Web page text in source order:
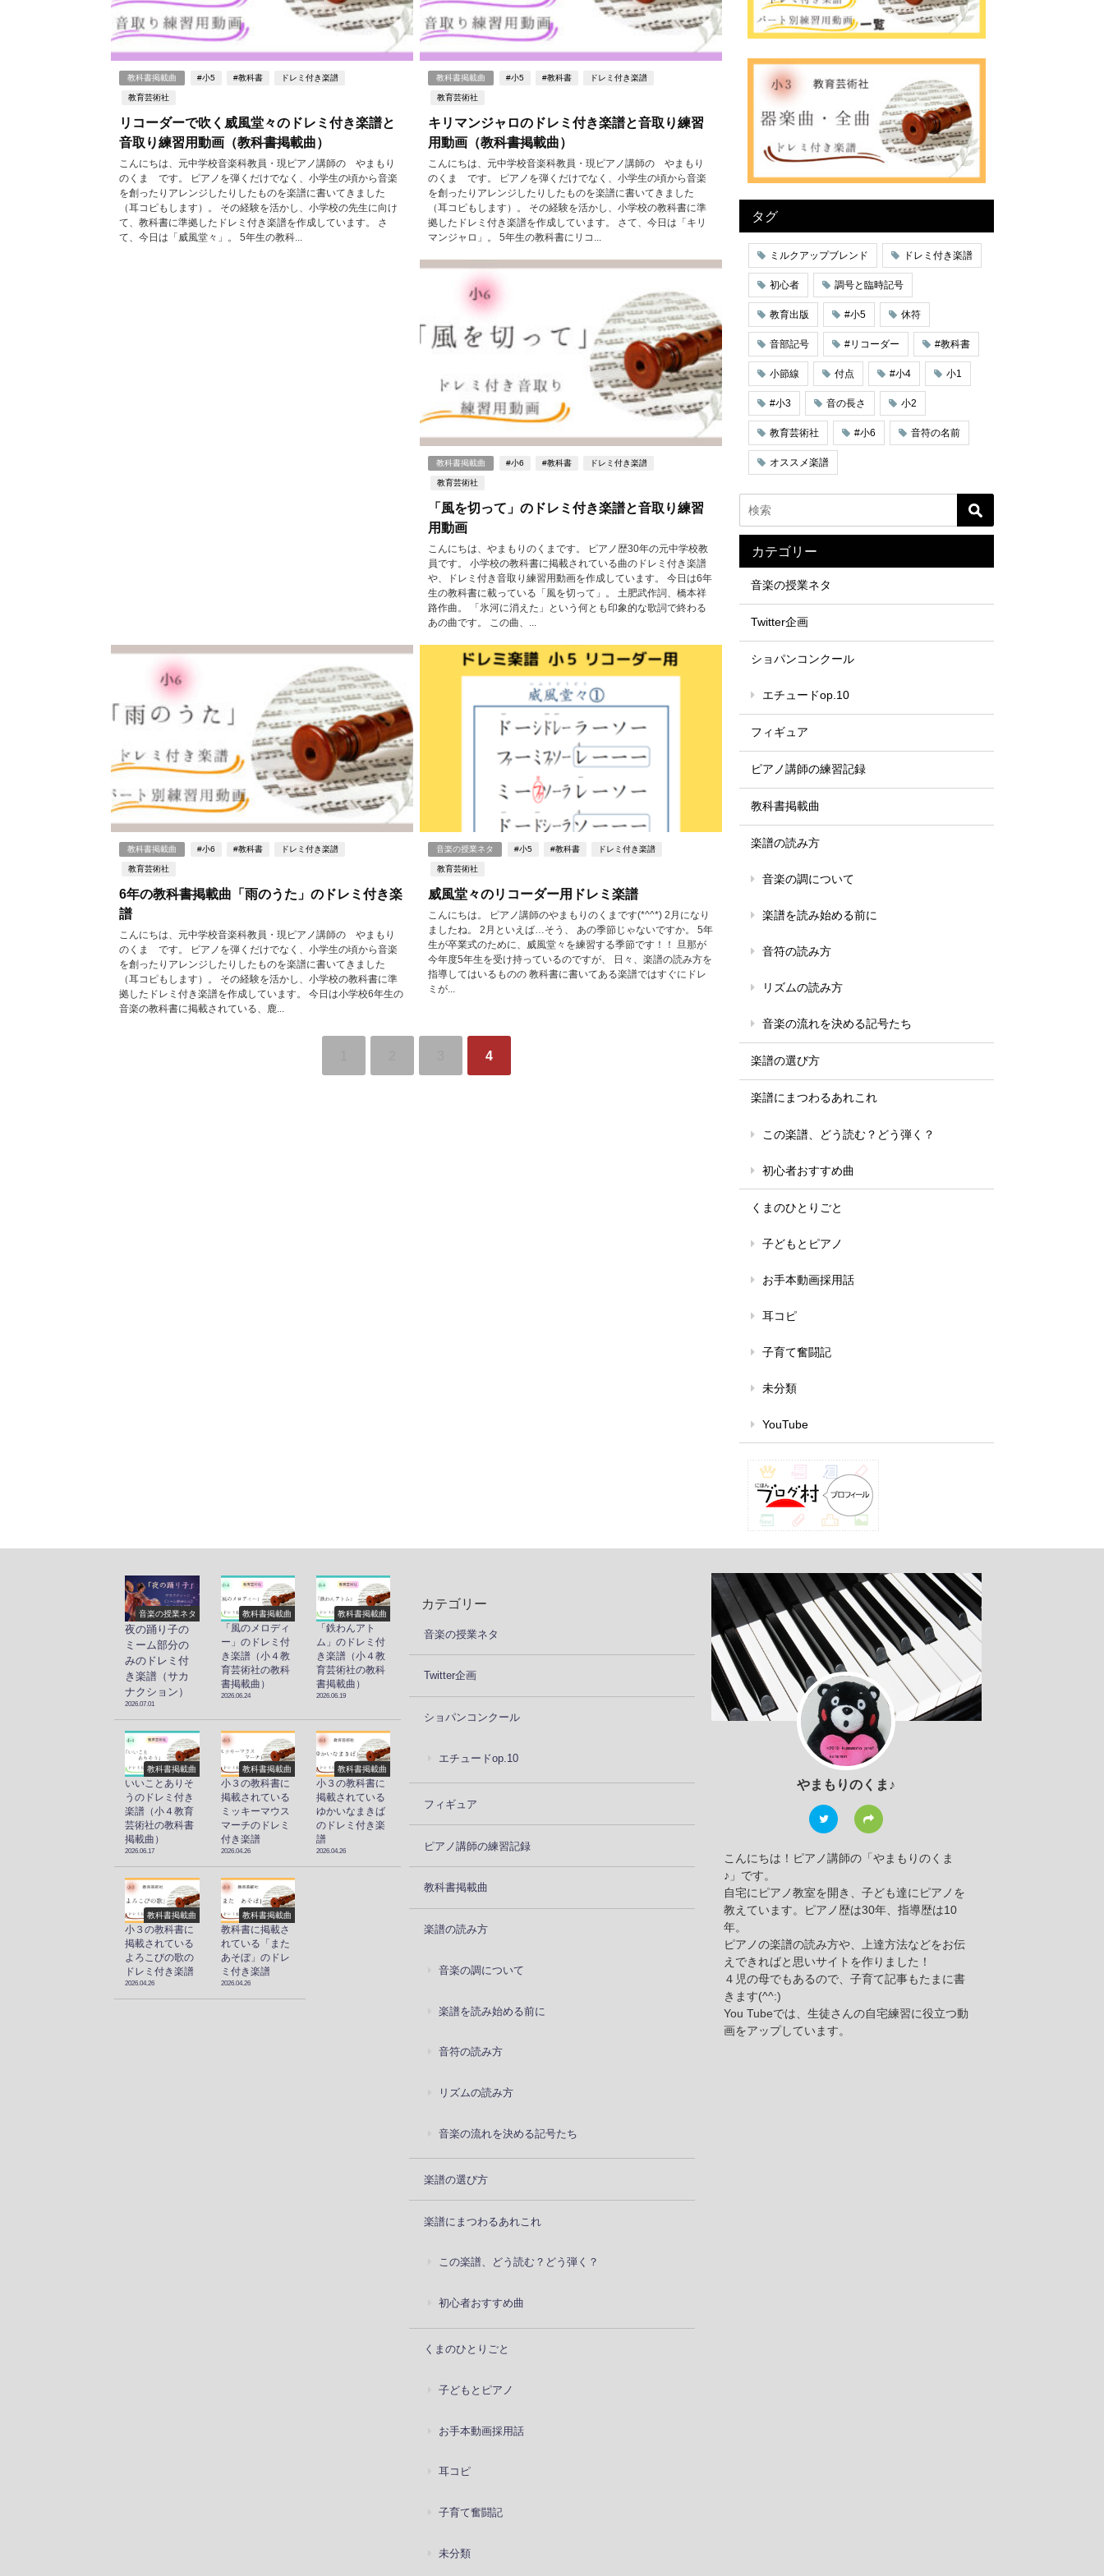
教科書掲載曲 #小5 #教科書 ドレミ付き楽譜
教育芸術社
リコーダーで吹く威風堂々のドレミ付き楽譜と
音取り練習用動画（教科書掲載曲）
こんにちは、元中学校音楽科教員・現ピアノ講師の やまもり
のくま です。 ピアノを弾くだけでなく、小学生の頃から音楽
を創ったりアレンジしたりしたものを楽譜に書いてきました
（耳コピもします）。 その経験を活かし、小学校の先生に向け
て、教科書に準拠したドレミ付き楽譜を作成しています。 さ
て、今日は「威風堂々」。 5年生の教科...
教科書掲載曲 #小5 #教科書 ドレミ付き楽譜
教育芸術社
キリマンジャロのドレミ付き楽譜と音取り練習
用動画（教科書掲載曲）
こんにちは、元中学校音楽科教員・現ピアノ講師の やまもり
のくま です。 ピアノを弾くだけでなく、小学生の頃から音楽
を創ったりアレンジしたりしたものを楽譜に書いてきました
（耳コピもします）。 その経験を活かし、小学校の教科書に準
拠したドレミ付き楽譜を作成しています。 さて、今日は「キリ
マンジャロ」。 5年生の教科書にリコ...
教科書掲載曲 #小6 #教科書 ドレミ付き楽譜
教育芸術社
「風を切って」のドレミ付き楽譜と音取り練習
用動画
こんにちは、やまもりのくまです。 ピアノ歴30年の元中学校教
員です。 小学校の教科書に掲載されている曲のドレミ付き楽譜
や、ドレミ付き音取り練習用動画を作成しています。 今日は6年
生の教科書に載っている「風を切って」。 土肥武作詞、橋本祥
路作曲。 「氷河に消えた」という何とも印象的な歌詞で終わる
あの曲です。 この曲、...
教科書掲載曲 #小6 #教科書 ドレミ付き楽譜
教育芸術社
6年の教科書掲載曲「雨のうた」のドレミ付き楽
譜
こんにちは、元中学校音楽科教員・現ピアノ講師の やまもり
のくま です。 ピアノを弾くだけでなく、小学生の頃から音楽
を創ったりアレンジしたりしたものを楽譜に書いてきました
（耳コピもします）。 その経験を活かし、小学校の教科書に準
拠したドレミ付き楽譜を作成しています。 今日は小学校6年生の
音楽の教科書に掲載されている、鹿...
音楽の授業ネタ #小5 #教科書 ドレミ付き楽譜
教育芸術社
威風堂々のリコーダー用ドレミ楽譜
こんにちは。 ピアノ講師のやまもりのくまです(*^^*) 2月になり
ましたね。 2月といえば…そう、 あの季節じゃないですか。 5年
生が卒業式のために、威風堂々を練習する季節です！！ 旦那が
今年度5年生を受け持っているのですが、 日々、楽譜の読み方を
指導してはいるものの 教科書に書いてある楽譜ではすぐにドレ
ミが...
4
タグ
ミルクアップブレンド ドレミ付き楽譜
初心者 調号と臨時記号
教育出版 #小5 休符
音部記号 #リコーダー #教科書
小節線 付点 #小4 小1
#小3 音の長さ 小2
教育芸術社 #小6 音符の名前
オススメ楽譜
カテゴリー
音楽の授業ネタ
Twitter企画
ショパンコンクール
エチュードop.10
フィギュア
ピアノ講師の練習記録
教科書掲載曲
楽譜の読み方
音楽の調について
楽譜を読み始める前に
音符の読み方
リズムの読み方
音楽の流れを決める記号たち
楽譜の選び方
楽譜にまつわるあれこれ
この楽譜、どう読む？どう弾く？
初心者おすすめ曲
くまのひとりごと
子どもとピアノ
お手本動画採用話
耳コピ
子育て奮闘記
未分類
YouTube
音楽の授業ネタ
夜の踊り子の
ミーム部分の
みのドレミ付
き楽譜（サカ
ナクション）
2026.07.01
教科書掲載曲
「風のメロディ
ー」のドレミ付
き楽譜（小４教
育芸術社の教科
書掲載曲）
2026.06.24
教科書掲載曲
「鉄わんアト
ム」のドレミ付
き楽譜（小４教
育芸術社の教科
書掲載曲）
2026.06.19
教科書掲載曲
いいことありそ
うのドレミ付き
楽譜（小４教育
芸術社の教科書
掲載曲）
2026.06.17
教科書掲載曲
小３の教科書に
掲載されている
ミッキーマウス
マーチのドレミ
付き楽譜
2026.04.26
教科書掲載曲
小３の教科書に
掲載されている
ゆかいなまきば
のドレミ付き楽
譜
2026.04.26
教科書掲載曲
小３の教科書に
掲載されている
よろこびの歌の
ドレミ付き楽譜
2026.04.26
教科書掲載曲
教科書に掲載さ
れている「また
あそぼ」のドレ
ミ付き楽譜
2026.04.26
カテゴリー
音楽の授業ネタ
Twitter企画
ショパンコンクール
エチュードop.10
フィギュア
ピアノ講師の練習記録
教科書掲載曲
楽譜の読み方
音楽の調について
楽譜を読み始める前に
音符の読み方
リズムの読み方
音楽の流れを決める記号たち
楽譜の選び方
楽譜にまつわるあれこれ
この楽譜、どう読む？どう弾く？
初心者おすすめ曲
くまのひとりごと
子どもとピアノ
お手本動画採用話
耳コピ
子育て奮闘記
未分類
やまもりのくま♪
こんにちは！ピアノ講師の「やまもりのくま
♪」です。
自宅にピアノ教室を開き、子ども達にピアノを
教えています。ピアノ歴は30年、指導歴は10
年。
ピアノの楽譜の読み方や、上達方法などをお伝
えできればと思いサイトを作りました！
４児の母でもあるので、子育て記事もたまに書
きます(^^:)
You Tubeでは、生徒さんの自宅練習に役立つ動
画をアップしています。